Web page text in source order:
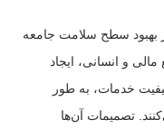
بهبود سطح سلامت جامعه
مالی و انسانی، ایجاد
خدمات، به طور
تصمیمات آن‌ها